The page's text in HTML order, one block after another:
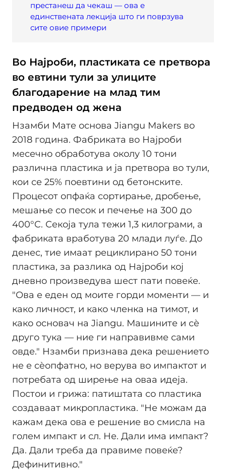
престанеш да чекаш — ова е
единствената лекција што ги поврзува
сите овие примери
Во Најроби, пластиката се претвора
во евтини тули за улиците
благодарение на млад тим
предводен од жена
Нзамби Мате основа Jiangu Makers во
2018 година. Фабриката во Најроби
месечно обработува околу 10 тони
различна пластика и ја претвора во тули,
кои се 25% поевтини од бетонските.
Процесот опфаќа сортирање, дробење,
мешање со песок и печење на 300 до
400°C. Секоја тула тежи 1,3 килограми, а
фабриката вработува 20 млади луѓе. До
денес, тие имаат рециклирано 50 тони
пластика, за разлика од Најроби кој
дневно произведува шест пати повеќе.
"Ова е еден од моите горди моменти — и
како личност, и како членка на тимот, и
како основач на Jiangu. Машините и сè
друго тука — ние ги направивме сами
овде." Нзамби признава дека решението
не е сèопфатно, но верува во импактот и
потребата од ширење на оваа идеја.
Постои и грижа: патиштата со пластика
создавaат микропластика. "Не можам да
кажам дека ова е решение во смисла на
голем импакт и сл. Не. Дали има импакт?
Да. Дали треба да правиме повеќе?
Дефинитивно."